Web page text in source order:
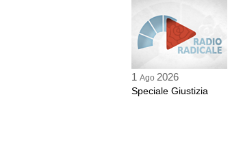
1 Ago 2026
Speciale Giustizia